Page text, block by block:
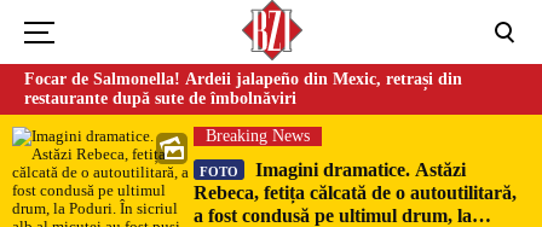
Focar de Salmonella! Ardeii jalapeño din Mexic, retrași din
restaurante după sute de îmbolnăviri
Breaking News
FOTO
Imagini dramatice. Astăzi
Rebeca, fetița călcată de o autoutilitară,
a fost condusă pe ultimul drum, la